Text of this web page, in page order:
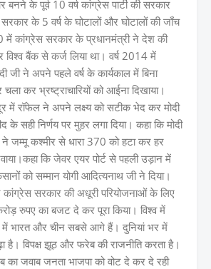
बनने के पूर्व 10 वर्ष कांग्रेस पार्टी की सरकार
के 5 वर्ष के घोटालों और घोटालों की जाँच
में कांग्रेस सरकार के प्रधानमंत्री ने देश की
विश्व बैंक से कर्ज लिया था। वर्ष 2014 में
जी ने अपने पहले वर्ष के कार्यकाल में बिना
कर भ्रष्ट्राचारियों को आईना दिखाया।
में रॉफेल ने अपने लक्ष्य को सटीक भेद कर मोदी
सही निर्णय पर मुहर लगा दिया। कहा कि मोदी
जम्मू कश्मीर से धारा 370 को हटा कर हर
कि जेवर एयर पोर्ट से पहली उड़ान में
को सम्मान योगी आदित्यनाथ जी ने दिया।
कांग्रेस सरकार की अधूरी परियोजनाओं के लिए
रुपए का बजट दे कर पूरा किया। विश्व में
में भारत और चीन सबसे आगे हैं। दुनियां भर में
है। विपक्ष झूठ और फरेब की राजनीति करता है।
का जवाब जनता भाजपा को वोट दे कर दे रही